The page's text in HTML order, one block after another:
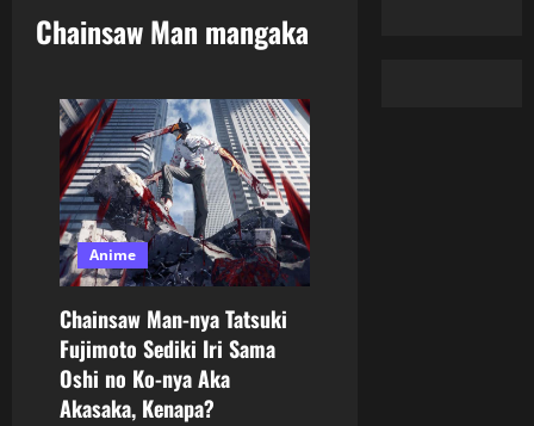
Chainsaw Man mangaka
Anime
Chainsaw Man-nya Tatsuki
Fujimoto Sediki Iri Sama
Oshi no Ko-nya Aka
Akasaka, Kenapa?